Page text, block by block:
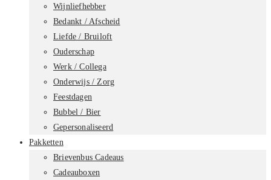
Wijnliefhebber
Bedankt / Afscheid
Liefde / Bruiloft
Ouderschap
Werk / Collega
Onderwijs / Zorg
Feestdagen
Bubbel / Bier
Gepersonaliseerd
Pakketten
Brievenbus Cadeaus
Cadeauboxen